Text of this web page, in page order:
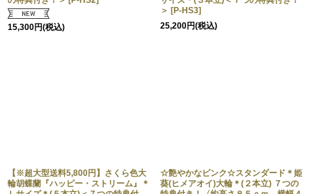
15,300円(税込)
＞ [P-HS3]
25,200円(税込)
【※超大型送料5,800円】さくら色大
輪胡蝶蘭『ハッピー・ストリーム』＊
☆艶やかなピンク☆スタンダード＊姫
葵(ヒメアオイ)大輪＊(２本立) ７つの